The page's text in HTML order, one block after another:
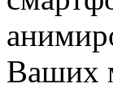
Ваших